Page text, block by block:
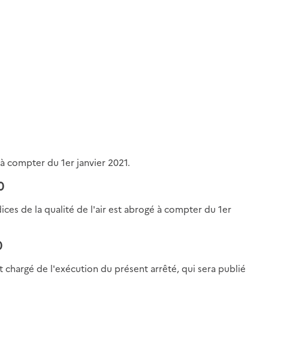
compter du 1er janvier 2021.
de la qualité de l'air est abrogé à compter du 1er
de l'exécution du présent arrêté, qui sera publié